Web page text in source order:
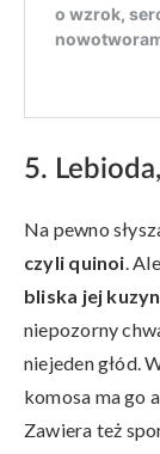
5.
Na pewno
czyli quinoi.
bliska jej
niepozorny
niejeden głód.
komosa ma go
Zawiera też